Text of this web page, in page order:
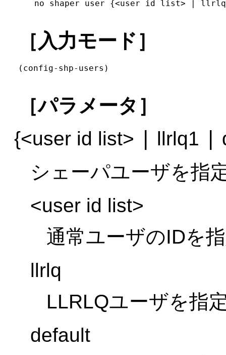
no shaper user {<user id list> |
［入力モード］
(config-shp-users)
［パラメータ］
{<user id list>
llrlq1
シェーパユーザを指
<user id list>
通常ユーザのIDを
llrlq
LLRLQユーザを指
default